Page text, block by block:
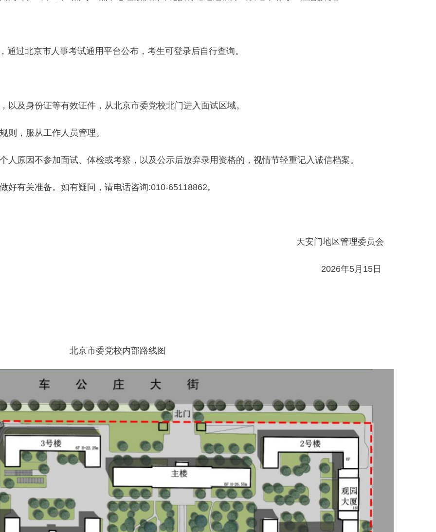
过北京市人事考试通用平台公布，考生可登录后自行查询。
以及身份证等有效证件，从北京市委党校北门进入面试区域。
则，服从工作人员管理。
人原因不参加面试、体检或考察，以及公示后放弃录用资格的，视情节轻重记入诚信档案。
好有关准备。如有疑问，请电话咨询:010-65118862。
天安门地区管理委员会
2026年5月15日
北京市委党校内部路线图